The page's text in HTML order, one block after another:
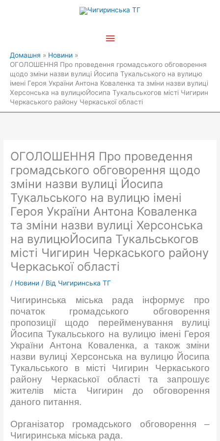
Головне
Домашня
Новини
ОГОЛОШЕННЯ Про проведення громадського обговорення
щодо зміни назви вулиці Йосипа Тукальського на вулицю
імені Героя України Антона Коваленка та зміни назви вулиці
Херсонська на вулицюЙосипа Тукальськогов місті Чигирин
Черкаського району Черкаської області
ОГОЛОШЕННЯ Про проведення
громадського обговорення щодо
зміни назви вулиці Йосипа
Тукальського на вулицю імені
Героя України Антона Коваленка
та зміни назви вулиці Херсонська
на вулицюЙосипа Тукальськогов
місті Чигирин Черкаського району
Черкаської області
/ Новини / Від Чигиринська ТГ
Чигиринська міська рада інформує про
початок громадського обговорення
пропозиції щодо перейменування вулиці
Йосипа Тукальського на вулицю імені Героя
України Антона Коваленка, а також зміни
назви вулиці Херсонська на вулицю Йосипа
Тукальського в місті Чигирин Черкаського
району Черкаської області та запрошує
жителів міста Чигирин до обговорення
даного питання.
Організатор громадського обговорення –
Чигиринська міська рада.